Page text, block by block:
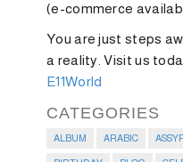
(e-commerce
You are just steps
a reality. Visit us
E11World
CATEGORIES
ALBUM ARABIC